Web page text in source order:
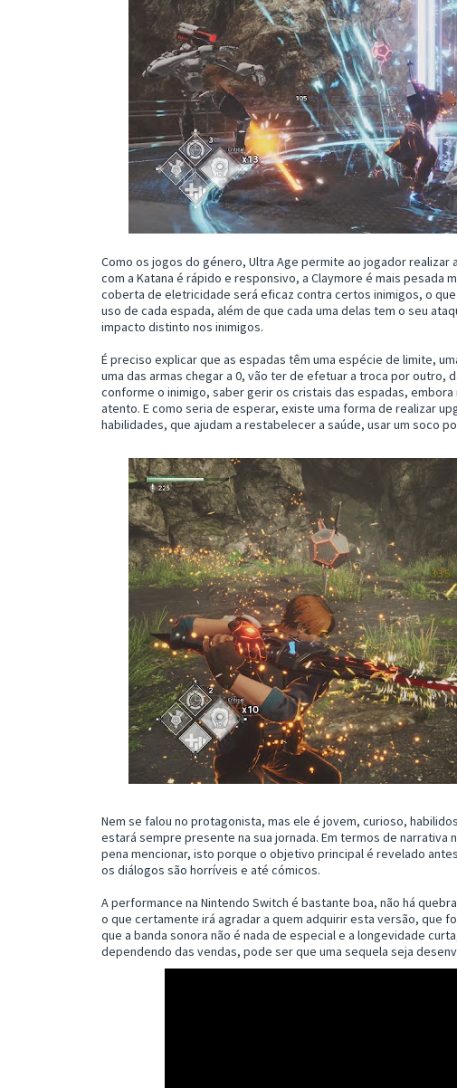
Como os jogos do género, Ultra Age permite ao jogador
com a Katana é rápido e responsivo, a Claymore é mais pesada
coberta de eletricidade será eficaz contra certos inimigos, o
uso de cada espada, além de que cada uma delas tem o seu
impacto distinto nos inimigos.
É preciso explicar que as espadas têm uma espécie de limite,
uma das armas chegar a 0, vão ter de efetuar a troca por outro,
conforme o inimigo, saber gerir os cristais das espadas,
atento. E como seria de esperar, existe uma forma de realizar
habilidades, que ajudam a restabelecer a saúde, usar um soco
Nem se falou no protagonista, mas ele é jovem, curioso,
estará sempre presente na sua jornada. Em termos de narrativa
pena mencionar, isto porque o objetivo principal é revelado
os diálogos são horríveis e até cómicos.
A performance na Nintendo Switch é bastante boa, não há
o que certamente irá agradar a quem adquirir esta versão, que
que a banda sonora não é nada de especial e a longevidade
dependendo das vendas, pode ser que uma sequela seja